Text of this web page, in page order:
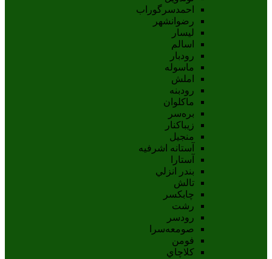
احمدسرگوراب
رضوانشهر
لیسار
اسالم
رودبار
ماسوله
املش
رودبنه
ماکلوان
بره‌سر
زیباکنار
منجیل
آستانه اشرفيه
آستارا
بندر انزلي
تالش
چابکسر
رشت
رودسر
صومعه‌سرا
فومن
کلاچاي